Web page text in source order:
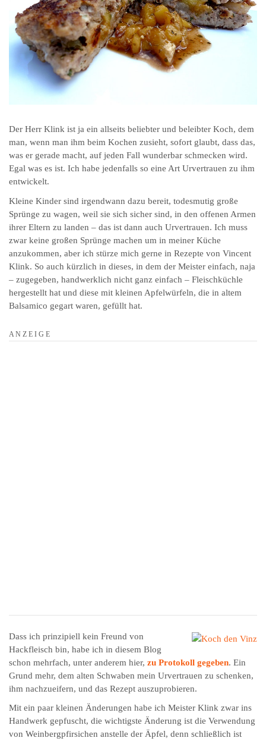
Der Herr Klink ist ja ein allseits beliebter und beleibter Koch, dem
man, wenn man ihm beim Kochen zusieht, sofort glaubt, dass das,
was er gerade macht, auf jeden Fall wunderbar schmecken wird.
Egal was es ist. Ich habe jedenfalls so eine Art Urvertrauen zu ihm
entwickelt.
Kleine Kinder sind irgendwann dazu bereit, todesmutig große
Sprünge zu wagen, weil sie sich sicher sind, in den offenen Armen
ihrer Eltern zu landen – das ist dann auch Urvertrauen. Ich muss
zwar keine großen Sprünge machen um in meiner Küche
anzukommen, aber ich stürze mich gerne in Rezepte von Vincent
Klink. So auch kürzlich in dieses, in dem der Meister einfach, naja
– zugegeben, handwerklich nicht ganz einfach – Fleischküchle
hergestellt hat und diese mit kleinen Apfelwürfeln, die in altem
Balsamico gegart waren, gefüllt hat.
A N Z E I G E
Dass ich prinzipiell kein Freund von
Hackfleisch bin, habe ich in diesem Blog
schon mehrfach, unter anderem hier, zu Protokoll gegeben. Ein
Grund mehr, dem alten Schwaben mein Urvertrauen zu schenken,
ihm nachzueifern, und das Rezept auszuprobieren.
Mit ein paar kleinen Änderungen habe ich Meister Klink zwar ins
Handwerk gepfuscht, die wichtigste Änderung ist die Verwendung
von Weinbergpfirsichen anstelle der Äpfel, denn schließlich ist